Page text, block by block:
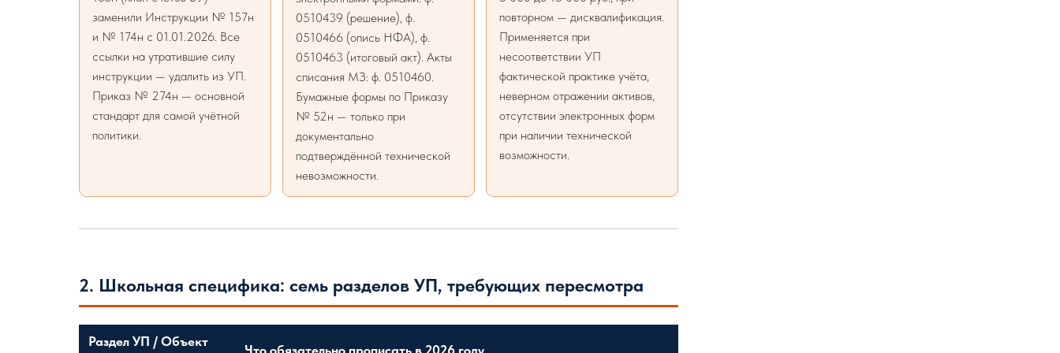
заменили Инструкции № 157н
и № 174н с 01.01.2026. Все
ссылки на утратившие силу
инструкции — удалить из УП.
Приказ № 274н — основной
стандарт для самой учётной
политики.
0510439 (решение), ф.
0510466 (опись НФА), ф.
0510463 (итоговый акт). Акты
списания МЗ: ф. 0510460.
Бумажные формы по Приказу
№ 52н — только при
документально
подтверждённой технической
невозможности.
повторном — дисквалификация.
Применяется при
несоответствии УП
фактической практике учёта,
неверном отражении активов,
отсутствии электронных форм
при наличии технической
возможности.
2. Школьная специфика: семь разделов УП, требующих пересмотра
Раздел УП / Объект
Что обязательно прописать в 2026 году